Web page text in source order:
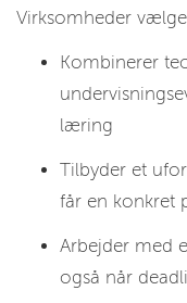
Virksomheder
Kombinerer
læring
Tilbyder et
får en konkret
Arbejder med
også når